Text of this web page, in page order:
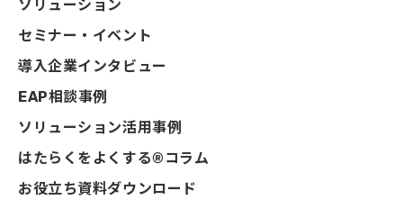
ソリューション
セミナー・イベント
導入企業インタビュー
EAP相談事例
ソリューション活用事例
はたらくをよくする®コラム
お役立ち資料ダウンロード